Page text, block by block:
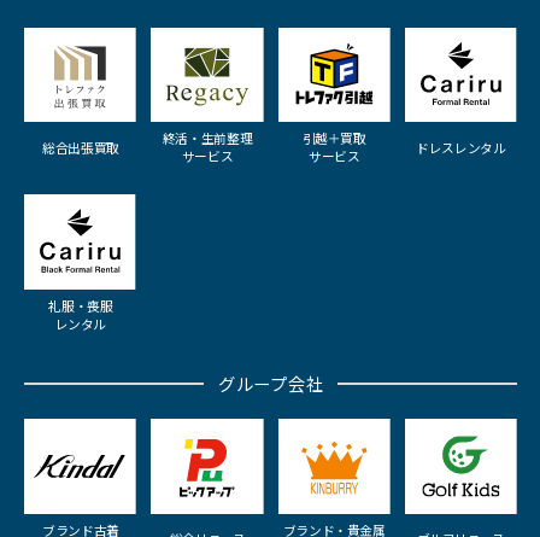
総合出張買取
終活・生前整理
サービス
引越＋買取
サービス
ドレスレンタル
礼服・喪服
レンタル
グループ会社
ブランド古着 ブランド・貴金属